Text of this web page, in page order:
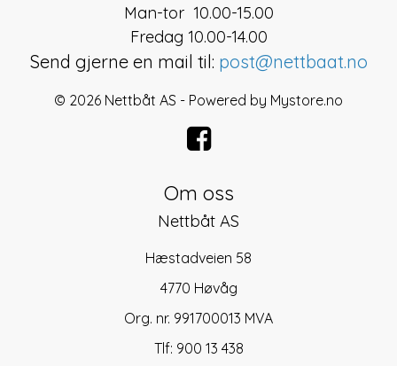
Man-tor 10.00-15.00
Fredag 10.00-14.00
Send gjerne en mail til: post@nettbaat.no
© 2026 Nettbåt AS - Powered by Mystore.no
Om oss
Nettbåt AS
Hæstadveien 58
4770 Høvåg
Org. nr. 991700013 MVA
Tlf: 900 13 438